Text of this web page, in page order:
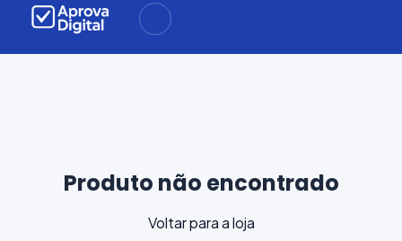
Produto não encontrado
Voltar para a loja
loja e